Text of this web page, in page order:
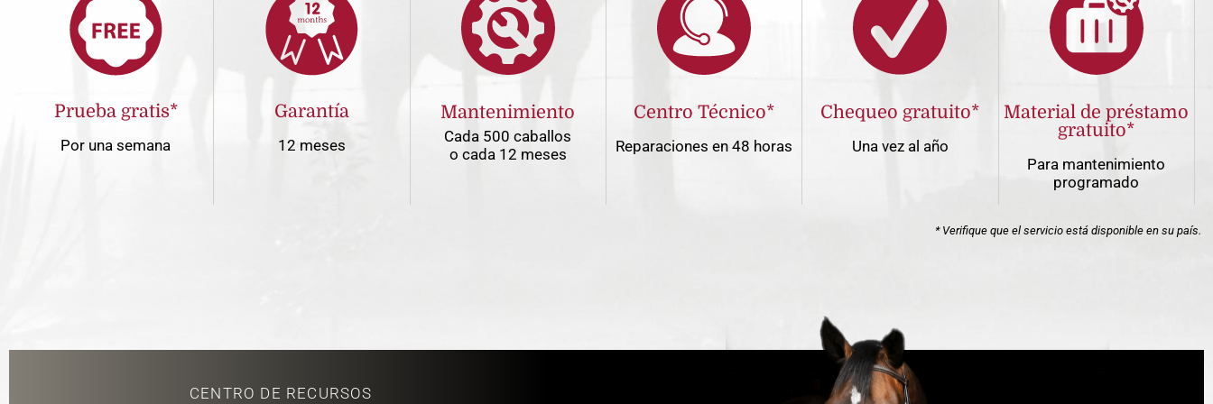
Prueba gratis*
Por una semana
Garantía
12 meses
Mantenimiento
Cada 500 caballos
o cada 12 meses
Centro Técnico*
Reparaciones en 48 horas
Chequeo gratuito*
Una vez al año
Material de préstamo
gratuito*
Para mantenimiento
programado
* Verifique que el servicio está disponible en su país.
CENTRO DE RECURSOS